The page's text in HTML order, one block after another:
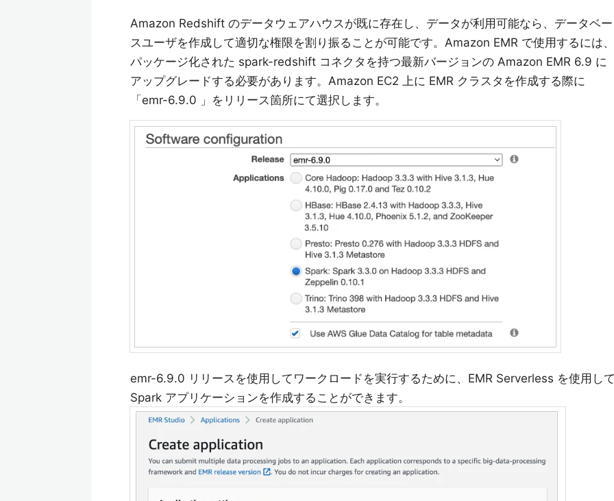
Amazon Redshift のデータウェアハウスが既に存在し、データが利用可能なら、データベー
スユーザを作成して適切な権限を割り振ることが可能です。Amazon EMR で使用するには、
パッケージ化された spark-redshift コネクタを持つ最新バージョンの Amazon EMR 6.9 に
アップグレードする必要があります。Amazon EC2 上に EMR クラスタを作成する際に
「emr-6.9.0 」をリリース箇所にて選択します。
emr-6.9.0 リリースを使用してワークロードを実行するために、EMR Serverless を使用し
Spark アプリケーションを作成することができます。